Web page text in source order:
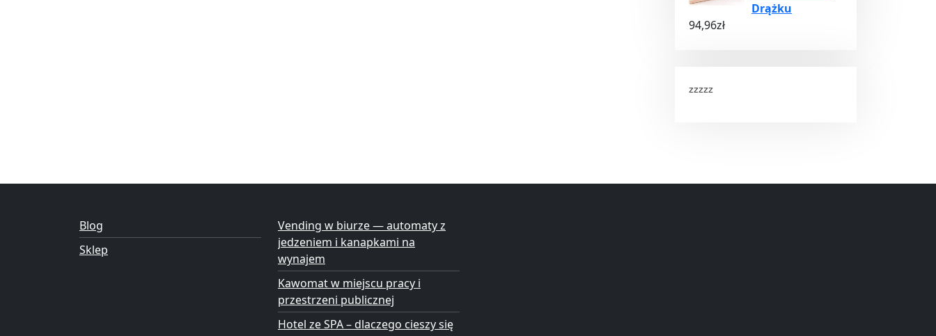
Drążku
94,96zł
zzzzz
Blog
Sklep
Vending w biurze — automaty z
jedzeniem i kanapkami na
wynajem
Kawomat w miejscu pracy i
przestrzeni publicznej
Hotel ze SPA – dlaczego cieszy się